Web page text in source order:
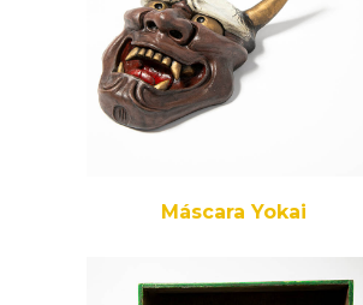
Máscara Yokai